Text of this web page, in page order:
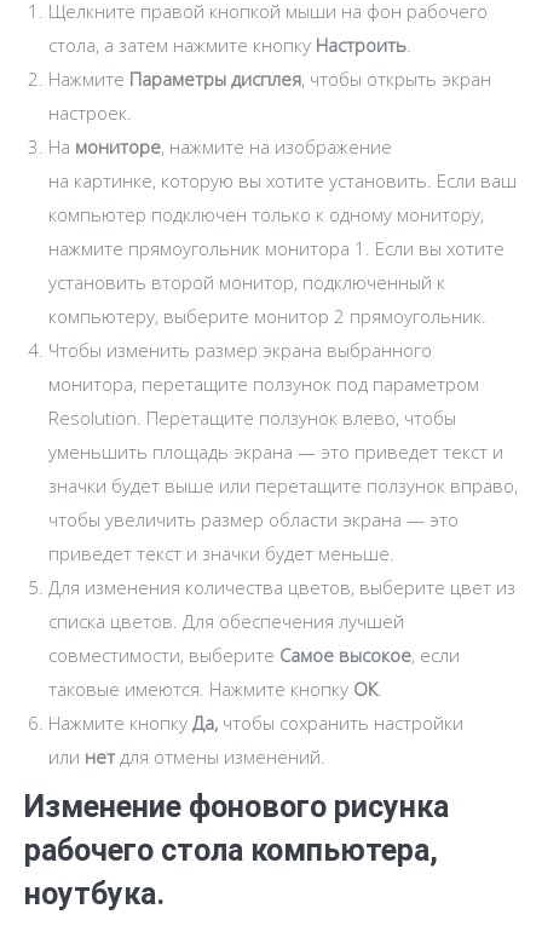
Щелкните правой кнопкой мыши на фон рабочего
стола, а затем нажмите кнопку Настроить.
Нажмите Параметры дисплея, чтобы открыть экран
настроек.
На мониторе, нажмите на изображение
на картинке, которую вы хотите установить. Если ваш
компьютер подключен только к одному монитору,
нажмите прямоугольник монитора 1. Если вы хотите
установить второй монитор, подключенный к
компьютеру, выберите монитор 2 прямоугольник.
Чтобы изменить размер экрана выбранного
монитора, перетащите ползунок под параметром
Resolution. Перетащите ползунок влево, чтобы
уменьшить площадь экрана — это приведет текст и
значки будет выше или перетащите ползунок вправо,
чтобы увеличить размер области экрана — это
приведет текст и значки будет меньше.
Для изменения количества цветов, выберите цвет из
списка цветов. Для обеспечения лучшей
совместимости, выберите Самое высокое, если
таковые имеются. Нажмите кнопку ОК.
Нажмите кнопку Да, чтобы сохранить настройки
или нет для отмены изменений.
Изменение фонового рисунка
рабочего стола компьютера,
ноутбука.